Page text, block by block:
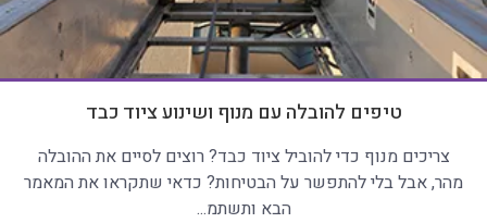
טיפים להובלה עם מנוף ושינוע ציוד כבד
צריכים מנוף כדי להוביל ציוד כבד? רוצים לסיים את ההובלה
מהר, אבל בלי להתפשר על הבטיחות? כדאי שתקראו את המאמר
הבא ותשתמ...